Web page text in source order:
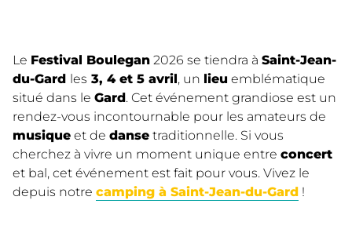
Le Festival Boulegan 2026 se tiendra à Saint-Jean-
du-Gard les 3, 4 et 5 avril, un lieu emblématique
situé dans le Gard. Cet événement grandiose est un
rendez-vous incontournable pour les amateurs de
musique et de danse traditionnelle. Si vous
cherchez à vivre un moment unique entre concert
et bal, cet événement est fait pour vous. Vivez le
depuis notre camping à Saint-Jean-du-Gard !